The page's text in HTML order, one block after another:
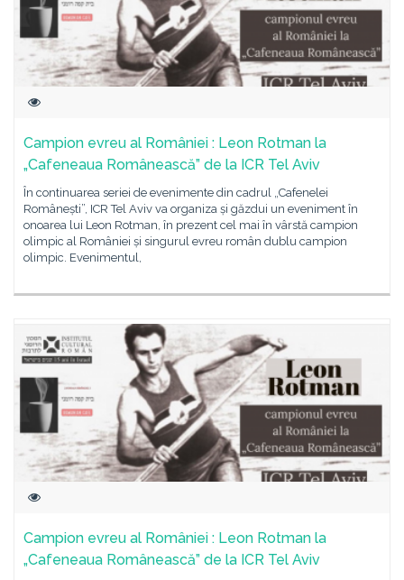
Campion evreu al României : Leon Rotman la
„Cafeneaua Românească” de la ICR Tel Aviv
În continuarea seriei de evenimente din cadrul „Cafenelei
Românești”, ICR Tel Aviv va organiza și găzdui un eveniment în
onoarea lui Leon Rotman, în prezent cel mai în vârstă campion
olimpic al României și singurul evreu român dublu campion
olimpic. Evenimentul,
Campion evreu al României : Leon Rotman la
„Cafeneaua Românească” de la ICR Tel Aviv